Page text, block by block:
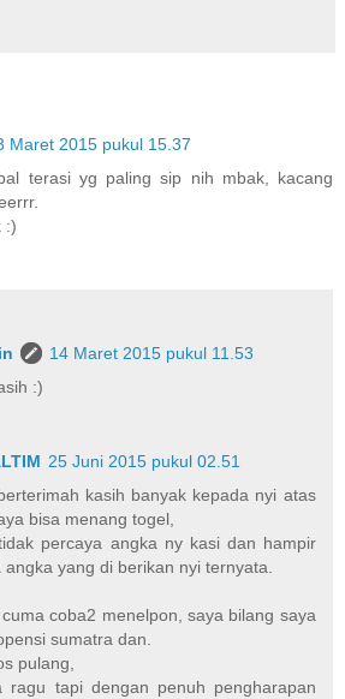
Maret 2015 pukul 15.37
terasi yg paling sip nih mbak, kacang
:)
14 Maret 2015 pukul 11.53
:)
25 Juni 2015 pukul 02.51
kasih banyak kepada nyi atas
bisa menang togel,
percaya angka ny kasi dan hampir
yang di berikan nyi ternyata.
coba2 menelpon, saya bilang saya
sumatra dan.
pulang,
ragu tapi dengan penuh pengharapan